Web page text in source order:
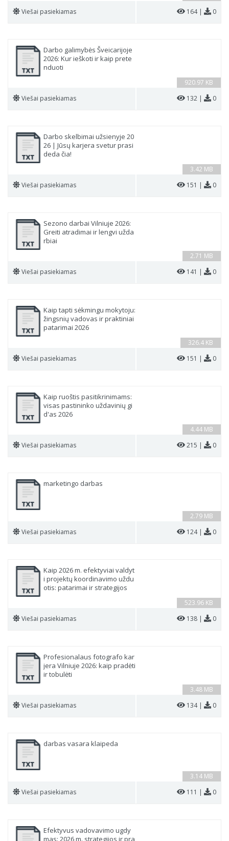
Viešai pasiekiamas 164 | 0
920.97 KB
Darbo galimybės Šveicarijoje
2026: Kur ieškoti ir kaip prete
nduoti
Viešai pasiekiamas 132 | 0
3.42 MB
Darbo skelbimai užsienyje 20
26 | Jūsų karjera svetur prasi
deda čia!
Viešai pasiekiamas 151 | 0
2.71 MB
Sezono darbai Vilniuje 2026:
Greiti atradimai ir lengvi užda
rbiai
Viešai pasiekiamas 141 | 0
326.4 KB
Kaip tapti sėkmingu mokytoju:
žingsnių vadovas ir praktiniai
patarimai 2026
Viešai pasiekiamas 151 | 0
4.44 MB
Kaip ruoštis pasitikrinimams:
visas pastininko uždavinių gi
d'as 2026
Viešai pasiekiamas 215 | 0
2.79 MB
marketingo darbas
Viešai pasiekiamas 124 | 0
523.96 KB
Kaip 2026 m. efektyviai valdyt
i projektų koordinavimo uždu
otis: patarimai ir strategijos
Viešai pasiekiamas 138 | 0
3.48 MB
Profesionalaus fotografo kar
jera Vilniuje 2026: kaip pradėti
ir tobulėti
Viešai pasiekiamas 134 | 0
3.14 MB
darbas vasara klaipeda
Viešai pasiekiamas 111 | 0
Efektyvus vadovavimo ugdy
mas: 2026 m. strategijos ir pra